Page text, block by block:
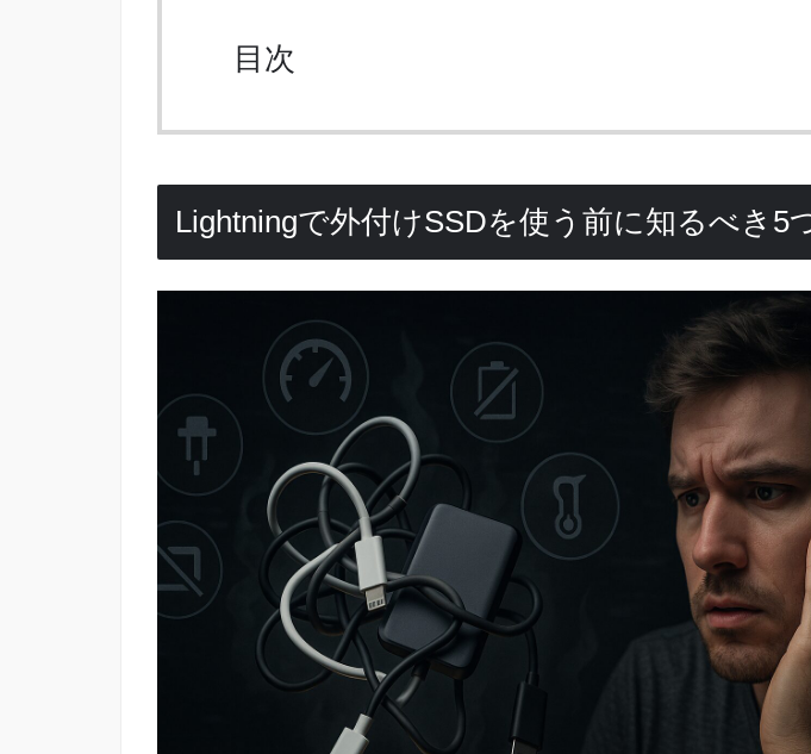
目次
Lightningで外付けSSDを使う前に知るべき5